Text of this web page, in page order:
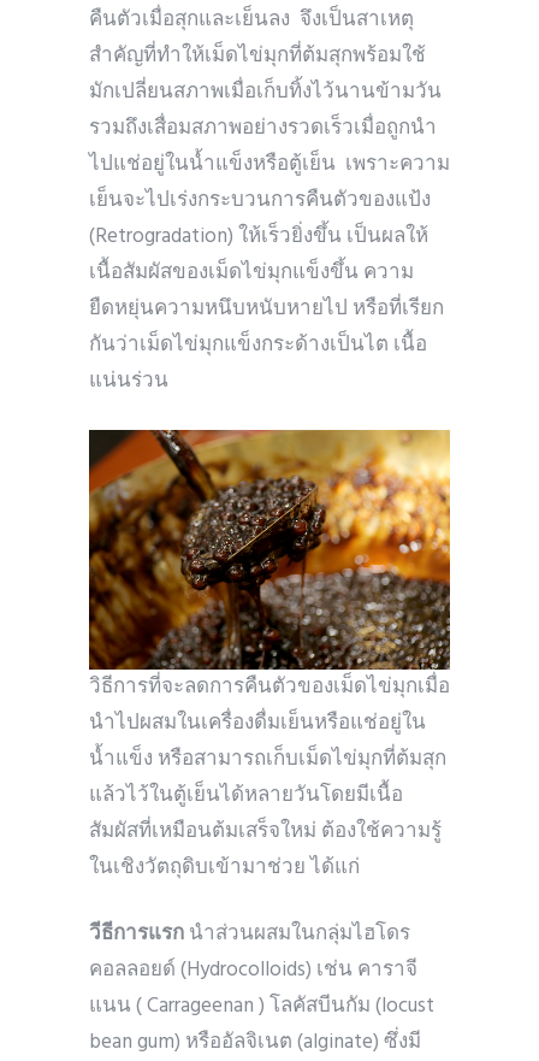
คืนตัวเมื่อสุกและเย็นลง จึงเป็นสาเหตุ
สำคัญที่ทำให้เม็ดไข่มุกที่ต้มสุกพร้อมใช้
มักเปลี่ยนสภาพเมื่อเก็บทิ้งไว้นานข้ามวัน
รวมถึงเสื่อมสภาพอย่างรวดเร็วเมื่อถูกนำ
ไปแช่อยู่ในน้ำแข็งหรือตู้เย็น เพราะความ
เย็นจะไปเร่งกระบวนการคืนตัวของแป้ง
(Retrogradation) ให้เร็วยิ่งขึ้น เป็นผลให้
เนื้อสัมผัสของเม็ดไข่มุกแข็งขึ้น ความ
ยืดหยุ่นความหนึบหนับหายไป หรือที่เรียก
กันว่าเม็ดไข่มุกแข็งกระด้างเป็นไต เนื้อ
แน่นร่วน
วิธีการที่จะลดการคืนตัวของเม็ดไข่มุกเมื่อ
นำไปผสมในเครื่องดื่มเย็นหรือแช่อยู่ใน
น้ำแข็ง หรือสามารถเก็บเม็ดไข่มุกที่ต้มสุก
แล้วไว้ในตู้เย็นได้หลายวันโดยมีเนื้อ
สัมผัสที่เหมือนต้มเสร็จใหม่ ต้องใช้ความรู้
ในเชิงวัตถุดิบเข้ามาช่วย ได้แก่
วีธีการแรกนำส่วนผสมในกลุ่มไฮโดร
คอลลอยด์ (Hydrocolloids) เช่น คาราจี
แนน ( Carrageenan ) โลคัสบีนกัม (locust
bean gum) หรืออัลจิเนต (alginate) ซึ่งมี